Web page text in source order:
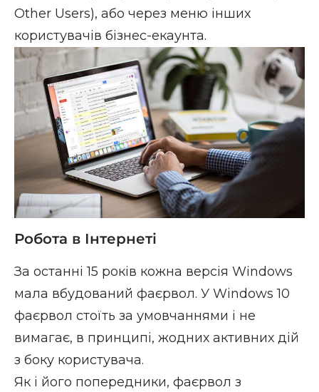
Other Users), або через меню інших
користувачів бізнес-екаунта.
Робота в Інтернеті
За останні 15 років кожна версія Windows
мала вбудований фаєрвол. У Windows 10
фаєрвол стоїть за умовчаннями і не
вимагає, в принципі, жодних активних дій
з боку користувача.
Як і його попередники, фаєрвол з